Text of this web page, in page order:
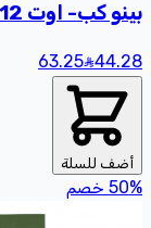
بينو كب- اوت 12 اونص
44.28
63.25
أضف للسلة
50% خصم